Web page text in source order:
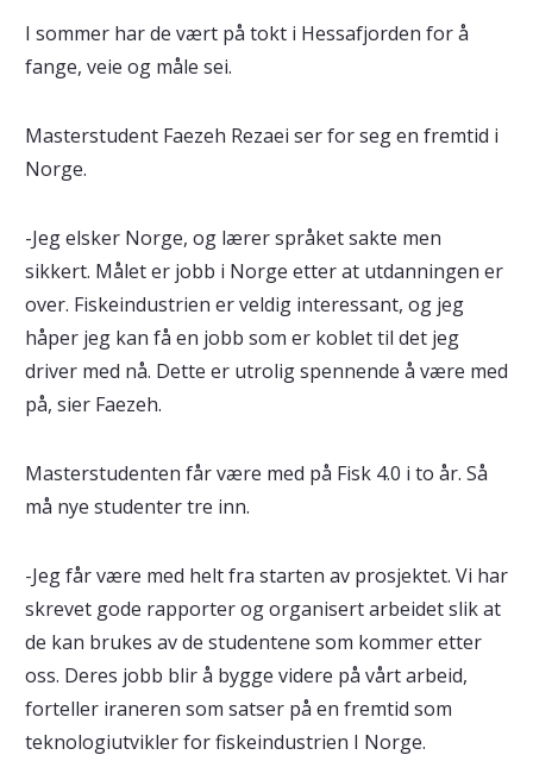
I sommer har de vært på tokt i Hessafjorden for å
fange, veie og måle sei.
Masterstudent Faezeh Rezaei ser for seg en fremtid i
Norge.
-Jeg elsker Norge, og lærer språket sakte men
sikkert. Målet er jobb i Norge etter at utdanningen er
over. Fiskeindustrien er veldig interessant, og jeg
håper jeg kan få en jobb som er koblet til det jeg
driver med nå. Dette er utrolig spennende å være med
på, sier Faezeh.
Masterstudenten får være med på Fisk 4.0 i to år. Så
må nye studenter tre inn.
-Jeg får være med helt fra starten av prosjektet. Vi har
skrevet gode rapporter og organisert arbeidet slik at
de kan brukes av de studentene som kommer etter
oss. Deres jobb blir å bygge videre på vårt arbeid,
forteller iraneren som satser på en fremtid som
teknologiutvikler for fiskeindustrien I Norge.